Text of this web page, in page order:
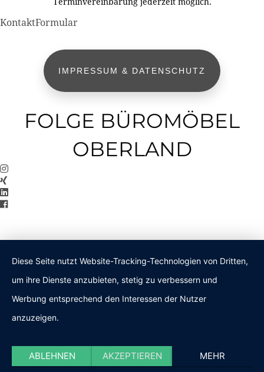
Terminvereinbarung jederzeit möglich.
KontaktFormular
IMPRESSUM & DATENSCHUTZ
FOLGE BÜROMÖBEL
OBERLAND
Diese Seite nutzt Website-Tracking-Technologien von Dritten,
um ihre Dienste anzubieten, stetig zu verbessern und
Werbung entsprechend den Interessen der Nutzer
anzuzeigen.
ABLEHNEN AKZEPTIEREN MEHR